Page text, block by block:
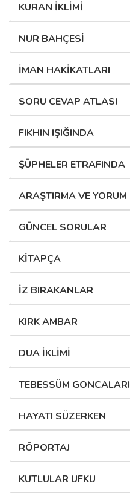
KURAN İKLİMİ
NUR BAHÇESİ
İMAN HAKİKATLARI
SORU CEVAP ATLASI
FIKHIN IŞIĞINDA
ŞÜPHELER ETRAFINDA
ARAŞTIRMA VE YORUM
GÜNCEL SORULAR
KİTAPÇA
İZ BIRAKANLAR
KIRK AMBAR
DUA İKLİMİ
TEBESSÜM GONCALARI
HAYATI SÜZERKEN
RÖPORTAJ
KUTLULAR UFKU